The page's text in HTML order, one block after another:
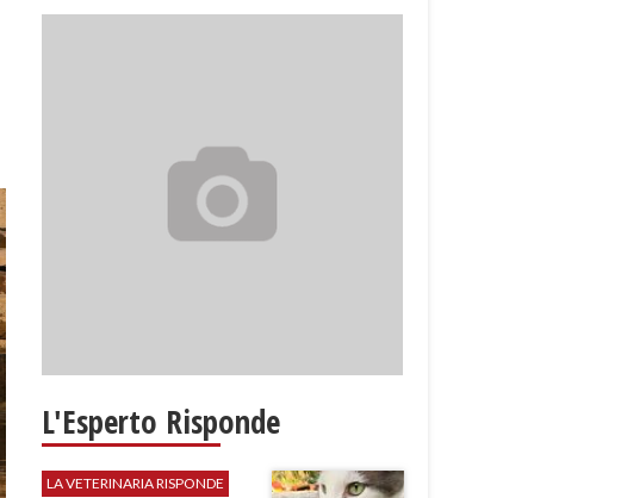
L'Esperto Risponde
LA VETERINARIA RISPONDE